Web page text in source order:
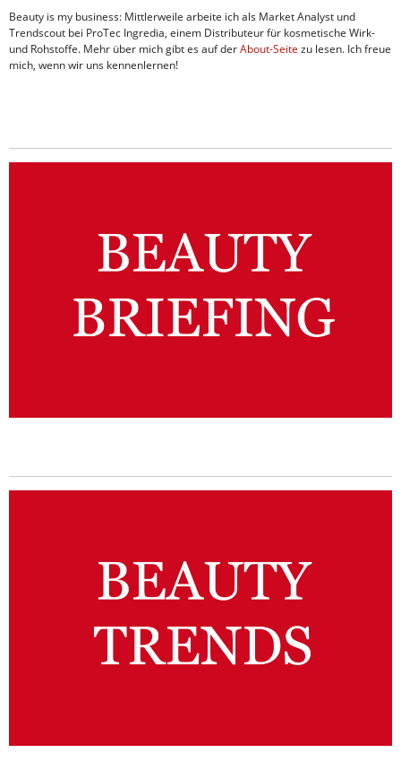
Beauty is my business: Mittlerweile arbeite ich als Market Analyst und
Trendscout bei ProTec Ingredia, einem Distributeur für kosmetische Wirk-
und Rohstoffe. Mehr über mich gibt es auf derAbout-Seite zu lesen. Ich freue
mich, wenn wir uns kennenlernen!